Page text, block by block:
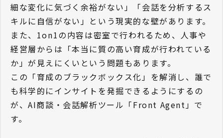
細な変化に気づく余裕がない」「会話を分析するス
キルに自信がない」という現実的な壁があります。
また、1on1の内容は密室で行われるため、人事や
経営層からは「本当に質の高い育成が行われている
か」が見えにくいという問題もあります。
この「育成のブラックボックス化」を解消し、誰で
も科学的にインサイトを発掘できるようにするの
が、AI商談・会話解析ツール「Front Agent」で
す。